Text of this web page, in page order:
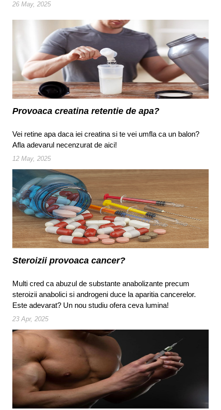
26 May, 2025
Provoaca creatina retentie de apa?
Vei retine apa daca iei creatina si te vei umfla ca un balon?
Afla adevarul necenzurat de aici!
12 May, 2025
Steroizii provoaca cancer?
Multi cred ca abuzul de substante anabolizante precum
steroizii anabolici si androgeni duce la aparitia cancerelor.
Este adevarat? Un nou studiu ofera ceva lumina!
23 Apr, 2025